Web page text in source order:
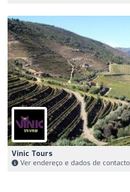
Vinic Tours
Ver endereço e dados de contacto